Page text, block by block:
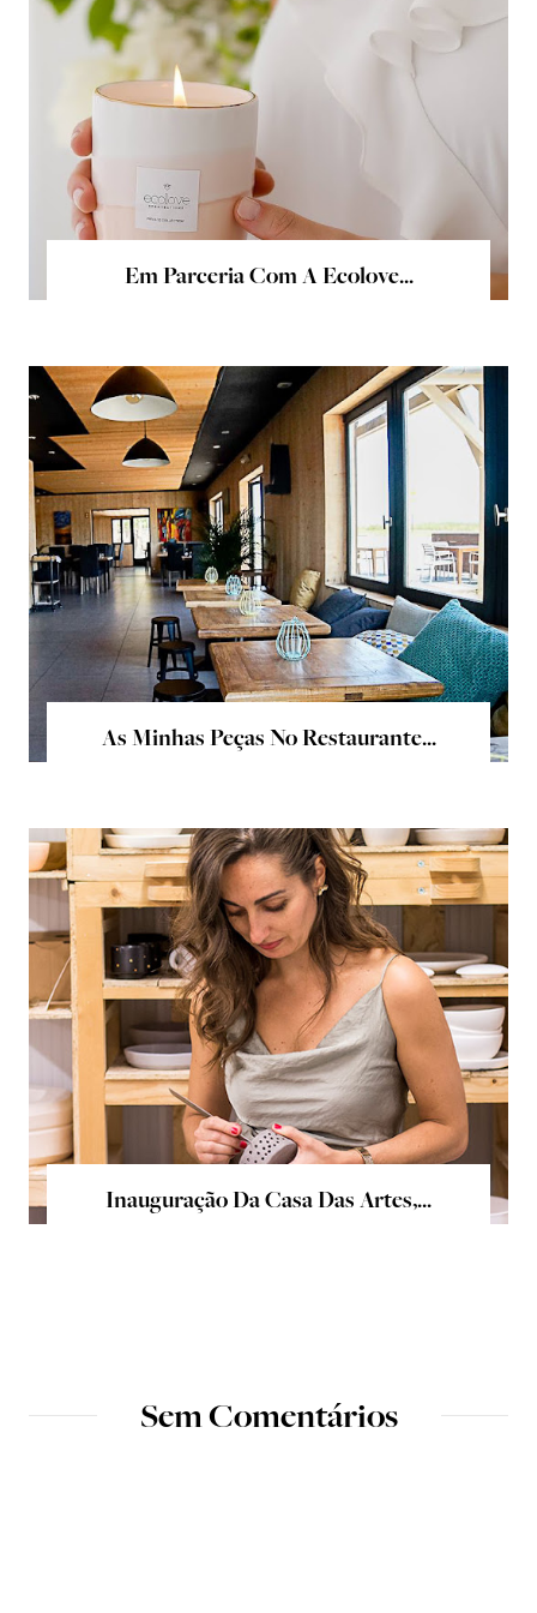
Em Parceria Com A Ecolove...
As Minhas Peças No Restaurante...
Inauguração Da Casa Das Artes,...
Sem Comentários